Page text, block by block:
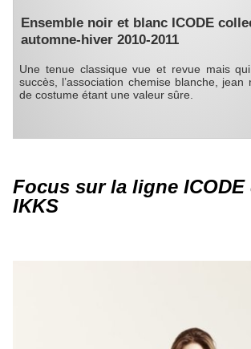
Ensemble noir et blanc ICODE
automne-hiver 2010-2011
Une tenue classique vue et revue mais
succès, l’association chemise blanche, jean
de costume étant une valeur sûre.
Focus sur la ligne ICODE
IKKS